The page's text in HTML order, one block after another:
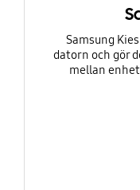
Samsung
datorn och gör
mellan